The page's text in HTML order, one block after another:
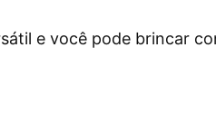
e você pode brincar